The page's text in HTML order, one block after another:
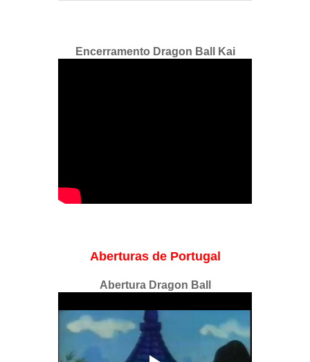
Encerramento Dragon Ball Kai
Aberturas de Portugal
Abertura Dragon Ball